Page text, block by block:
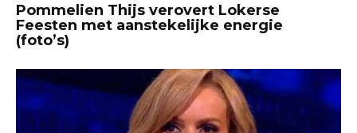
Pommelien Thijs verovert Lokerse
Feesten met aanstekelijke energie
(foto’s)